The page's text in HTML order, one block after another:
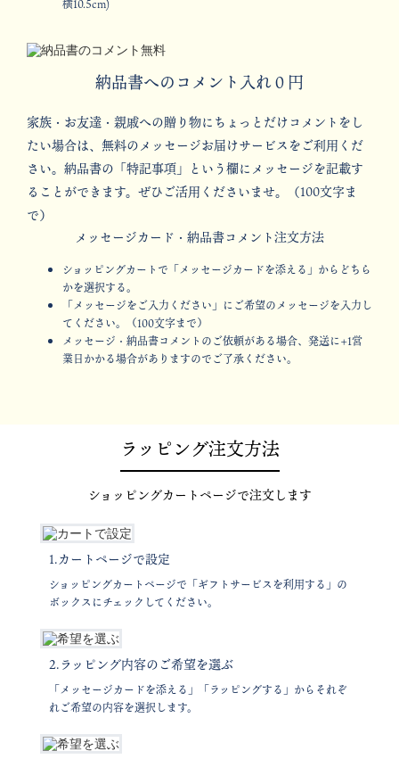
横10.5cm)
納品書へのコメント入れ０円
家族・お友達・親戚への贈り物にちょっとだけコメントをし
たい場合は、無料のメッセージお届けサービスをご利用くだ
さい。納品書の「特記事項」という欄にメッセージを記載す
ることができます。ぜひご活用くださいませ。（100文字ま
で）
メッセージカード・納品書コメント注文方法
ショッピングカートで「メッセージカードを添える」からどちら
かを選択する。
「メッセージをご入力ください」にご希望のメッセージを入力し
てください。（100文字まで）
メッセージ・納品書コメントのご依頼がある場合、発送に+1営
業日かかる場合がありますのでご了承ください。
ラッピング注文方法
ショッピングカートページで注文します
1.カートページで設定
ショッピングカートページで「ギフトサービスを利用する」の
ボックスにチェックしてください。
2.ラッピング内容のご希望を選ぶ
「メッセージカードを添える」「ラッピングする」からそれぞ
れご希望の内容を選択します。